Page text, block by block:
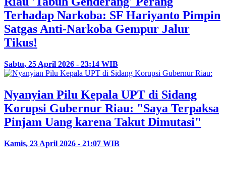
Terhadap Narkoba: SF Hariyanto Pimpin
Satgas Anti-Narkoba Gempur Jalur
Tikus!
Sabtu, 25 April 2026 - 23:14 WIB
Nyanyian Pilu Kepala UPT di Sidang
Korupsi Gubernur Riau: "Saya Terpaksa
Pinjam Uang karena Takut Dimutasi"
Kamis, 23 April 2026 - 21:07 WIB